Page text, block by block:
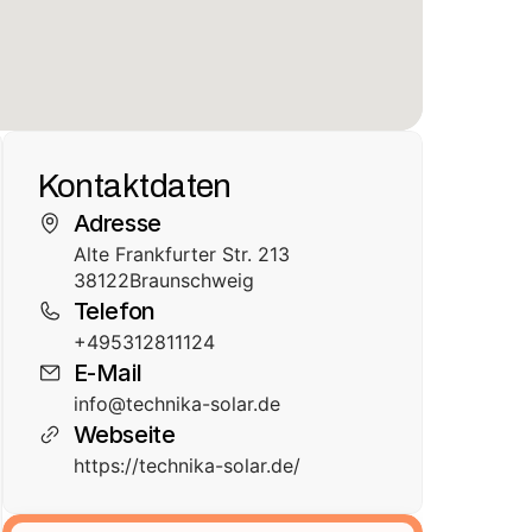
Kontaktdaten
Adresse
Alte Frankfurter Str. 213
38122Braunschweig
Telefon
+495312811124
E-Mail
info@technika-solar.de
Webseite
https://technika-solar.de/